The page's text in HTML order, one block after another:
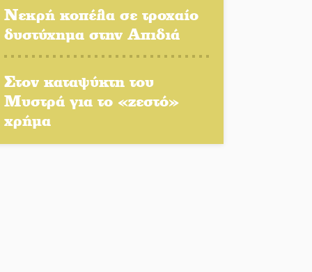
Χασισοφυτεία στην
Παλαιοπαναγιά ξεσκέπασε η
Μπαρόκ μελωδίες κάτω
Νεκρή κοπέλα σε τροχαίο
δυστύχημα στην Απιδιά
Στον καταψύκτη του
Μυστρά για το «ζεστό»
χρήμα